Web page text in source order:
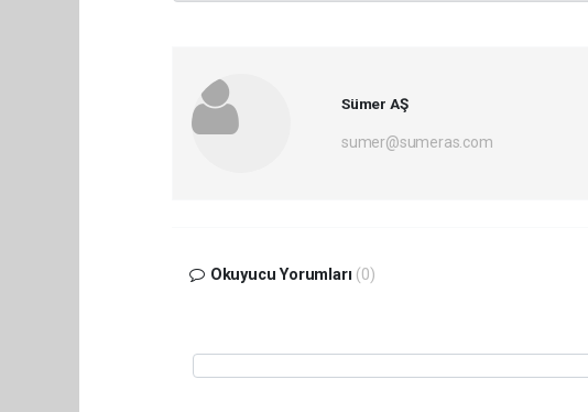
Sümer AŞ
sumer@sumeras.com
Okuyucu Yorumları (0)